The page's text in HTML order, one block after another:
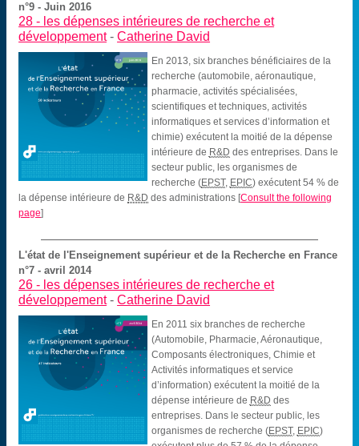
n°9 - Juin 2016
28 - les dépenses intérieures de recherche et
développement-Catherine David
En 2013, six branches bénéficiaires de la
recherche (automobile, aéronautique,
pharmacie, activités spécialisées,
scientifiques et techniques, activités
informatiques et services d’information et
chimie) exécutent la moitié de la dépense
intérieure de R&D des entreprises. Dans le
secteur public, les organismes de
recherche (EPST, EPIC) exécutent 54 % de
la dépense intérieure de R&D des administrations [Consult the following
page]
L'état de l'Enseignement supérieur et de la Recherche en France
n°7 - avril 2014
26 - les dépenses intérieures de recherche et
développement-Catherine David
En 2011 six branches de recherche
(Automobile, Pharmacie, Aéronautique,
Composants électroniques, Chimie et
Activités informatiques et service
d’information) exécutent la moitié de la
dépense intérieure de R&D des
entreprises. Dans le secteur public, les
organismes de recherche (EPST, EPIC)